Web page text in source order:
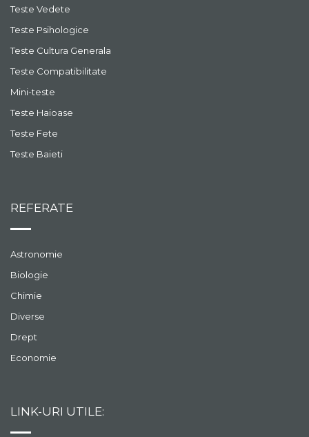
Teste Vedete
Teste Psihologice
Teste Cultura Generala
Teste Compatibilitate
Mini-teste
Teste Haioase
Teste Fete
Teste Baieti
REFERATE
Astronomie
Biologie
Chimie
Diverse
Drept
Economie
LINK-URI UTILE: